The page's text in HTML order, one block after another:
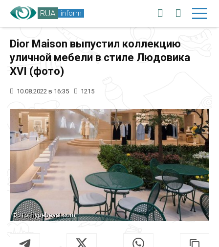
RUA inform
Dior Maison выпустил коллекцию
уличной мебели в стиле Людовика
XVI (фото)
10.08.2022 в 16:35 1215
Фото: hypebeast.com